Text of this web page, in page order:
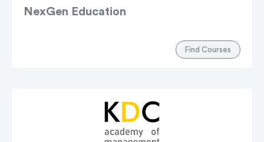
NexGen Education
Find Courses